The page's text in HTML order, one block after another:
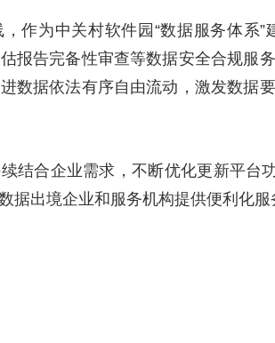
作为中关村软件园“数据服务体系
报告完备性审查等数据安全合规服
数据依法有序自由流动，激发数据
结合企业需求，不断优化更新平台
据出境企业和服务机构提供便利化服